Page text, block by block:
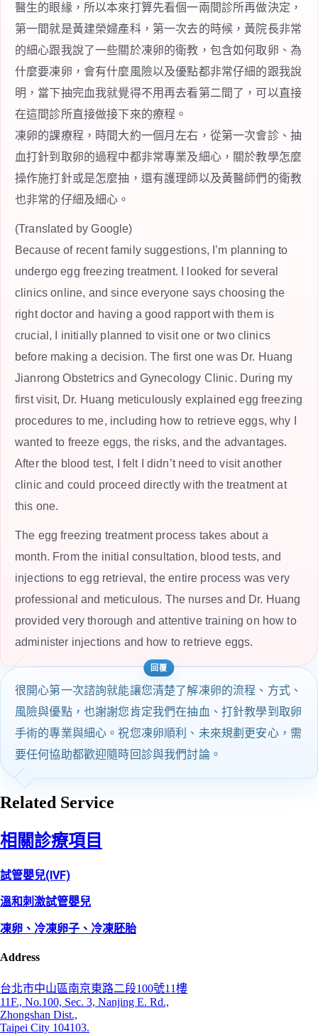
醫生的眼緣，所以本來打算先看個一兩間診所再做決定，
第一間就是黃建榮婦產科，第一次去的時候，黃院長非常
的細心跟我說了一些關於凍卵的衛教，包含如何取卵、為
什麼要凍卵，會有什麼風險以及優點都非常仔細的跟我說
明，當下抽完血我就覺得不用再去看第二間了，可以直接
在這間診所直接做接下來的療程。
凍卵的課療程，時間大約一個月左右，從第一次會診、抽
血打針到取卵的過程中都非常專業及細心，關於教學怎麼
操作施打針或是怎麼抽，還有護理師以及黃醫師們的衛教
也非常的仔細及細心。
(Translated by Google)
Because of recent family suggestions, I’m planning to
undergo egg freezing treatment. I looked for several
clinics online, and since everyone says choosing the
right doctor and having a good rapport with them is
crucial, I initially planned to visit one or two clinics
before making a decision. The first one was Dr. Huang
Jianrong Obstetrics and Gynecology Clinic. During my
first visit, Dr. Huang meticulously explained egg freezing
procedures to me, including how to retrieve eggs, why I
wanted to freeze eggs, the risks, and the advantages.
After the blood test, I felt I didn’t need to visit another
clinic and could proceed directly with the treatment at
this one.
The egg freezing treatment process takes about a
month. From the initial consultation, blood tests, and
injections to egg retrieval, the entire process was very
professional and meticulous. The nurses and Dr. Huang
provided very thorough and attentive training on how to
administer injections and how to retrieve eggs.
很開心第一次諮詢就能讓您清楚了解凍卵的流程、方式、
風險與優點，也謝謝您肯定我們在抽血、打針教學到取卵
手術的專業與細心。祝您凍卵順利、未來規劃更安心，需
要任何協助都歡迎隨時回診與我們討論。
Related Service
相關診療項目
試管嬰兒(IVF)
溫和刺激試管嬰兒
凍卵、冷凍卵子、冷凍胚胎
Address
台北市中山區南京東路二段100號11樓
11F., No.100, Sec. 3, Nanjing E. Rd.,
Zhongshan Dist.,
Taipei City 104103.